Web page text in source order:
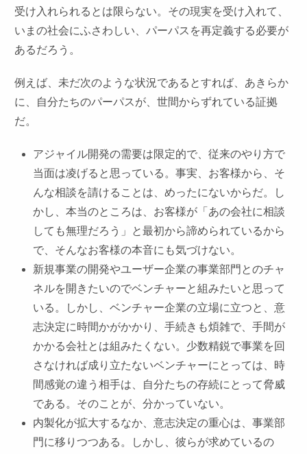
受け入れられるとは限らない。その現実を受け入れて、
いまの社会にふさわしい、パーパスを再定義する必要が
あるだろう。
例えば、未だ次のような状況であるとすれば、あきらか
に、自分たちのパーパスが、世間からずれている証拠
だ。
アジャイル開発の需要は限定的で、従来のやり方で
当面は凌げると思っている。事実、お客様から、そ
んな相談を請けることは、めったにないからだ。し
かし、本当のところは、お客様が「あの会社に相談
しても無理だろう」と最初から諦められているから
で、そんなお客様の本音にも気づけない。
新規事業の開発やユーザー企業の事業部門とのチャ
ネルを開きたいのでベンチャーと組みたいと思って
いる。しかし、ベンチャー企業の立場に立つと、意
志決定に時間かがかかり、手続きも煩雑で、手間が
かかる会社とは組みたくない。少数精鋭で事業を回
さなければ成り立たないベンチャーにとっては、時
間感覚の違う相手は、自分たちの存続にとって脅威
である。そのことが、分かっていない。
内製化が拡大するなか、意志決定の重心は、事業部
門に移りつつある。しかし、彼らが求めているの